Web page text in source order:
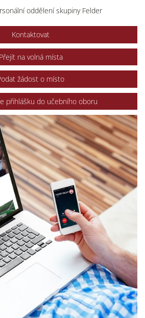
oddělení skupiny Felder
Kontaktovat
Přejít na volná místa
žádost o místo
přihlášku do učebního oboru